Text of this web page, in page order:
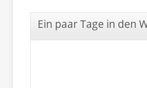
Ein paar Tage in den